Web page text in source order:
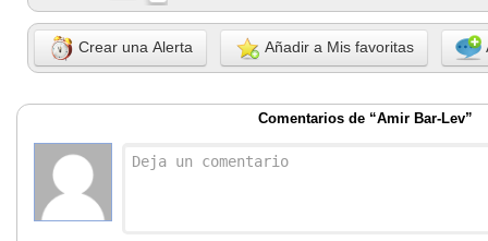
Crear una Alerta Añadir a Mis favoritas
Comentarios de “Amir Bar-Lev”